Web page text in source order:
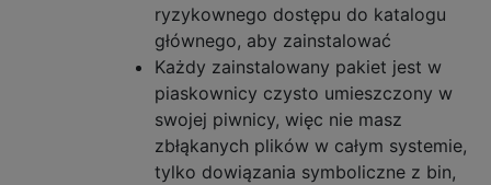
ryzykownego dostępu do katalogu
głównego, aby zainstalować
Każdy zainstalowany pakiet jest w
piaskownicy czysto umieszczony w
swojej piwnicy, więc nie masz
zbłąkanych plików w całym systemie,
tylko dowiązania symboliczne z bin,